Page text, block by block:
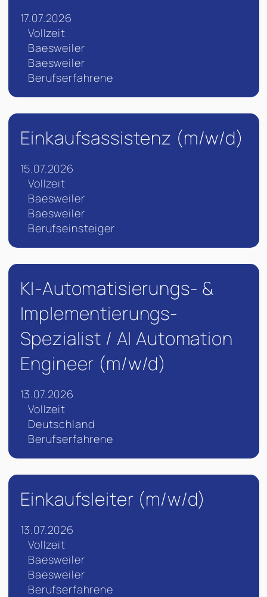
17.07.2026
Vollzeit
Baesweiler
Baesweiler
Berufserfahrene
Einkaufsassistenz (m/w/d)
15.07.2026
Vollzeit
Baesweiler
Baesweiler
Berufseinsteiger
KI-Automatisierungs- &
Implementierungs-
Spezialist / AI Automation
Engineer (m/w/d)
13.07.2026
Vollzeit
Deutschland
Berufserfahrene
Einkaufsleiter (m/w/d)
13.07.2026
Vollzeit
Baesweiler
Baesweiler
Berufserfahrene